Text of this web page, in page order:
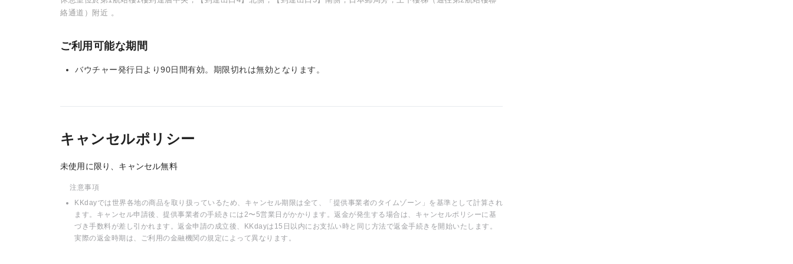
絡通道）附近 。
ご利用可能な期間
バウチャー発行日より90日間有効。期限切れは無効となります。
キャンセルポリシー
未使用に限り、キャンセル無料
注意事項
KKdayでは世界各地の商品を取り扱っているため、キャンセル期限は全て、「提供事業者のタイムゾーン」を基準として計算され
ます。キャンセル申請後、提供事業者の手続きには2〜5営業日がかかります。返金が発生する場合は、キャンセルポリシーに基
づき手数料が差し引かれます。返金申請の成立後、KKdayは15日以内にお支払い時と同じ方法で返金手続きを開始いたします。
実際の返金時期は、ご利用の金融機関の規定によって異なります。